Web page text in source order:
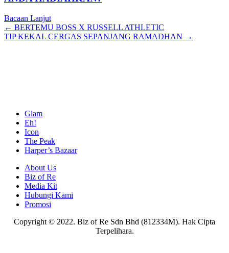
Bacaan Lanjut
Posts
navigation
← BERTEMU BOSS X RUSSELL ATHLETIC
TIP KEKAL CERGAS SEPANJANG RAMADHAN →
Glam
Eh!
Icon
The Peak
Harper’s Bazaar
About Us
Biz of Re
Media Kit
Hubungi Kami
Promosi
Copyright © 2022. Biz of Re Sdn Bhd (812334M). Hak Cipta
Terpelihara.